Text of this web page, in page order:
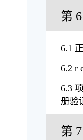
第
6.1
6.2 r
6.3
册验
第